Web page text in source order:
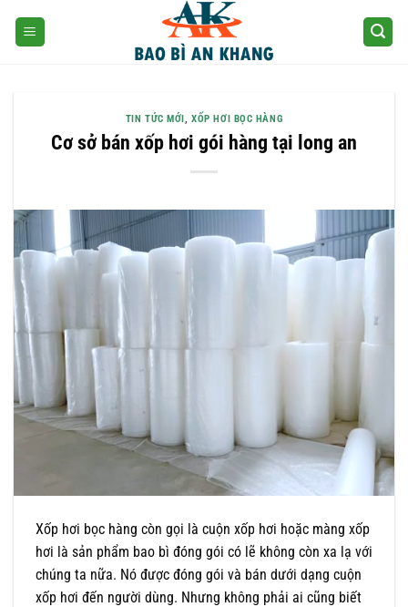
TIN TỨC MỚI,XỐP HƠI BỌC HÀNG
Cơ sở bán xốp hơi gói hàng tại long an
Xốp hơi bọc hàng còn gọi là cuộn xốp hơi hoặc màng xốp
hơi là sản phẩm bao bì đóng gói có lẽ không còn xa lạ với
chúng ta nữa. Nó được đóng gói và bán dưới dạng cuộn
xốp hơi đến người dùng. Nhưng không phải ai cũng biết